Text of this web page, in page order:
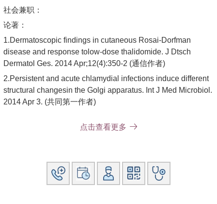
社会兼职：
论著：
1.Dermatoscopic findings in cutaneous Rosai-Dorfman
disease and response tolow-dose thalidomide. J Dtsch
Dermatol Ges. 2014 Apr;12(4):350-2 (通信作者)
2.Persistent and acute chlamydial infections induce different
structural changesin the Golgi apparatus. Int J Med Microbiol.
2014 Apr 3. (共同第一作者)
cervical condylomata acuminata.Photomed Laser Surg.
condyloma acuminatum in a child. Pediatric Dermatology,
2010,27(5);542.
点击查看更多